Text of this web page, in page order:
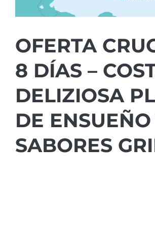
OFERTA
8 DÍAS –
DELIZIOSA
DE
SABORES